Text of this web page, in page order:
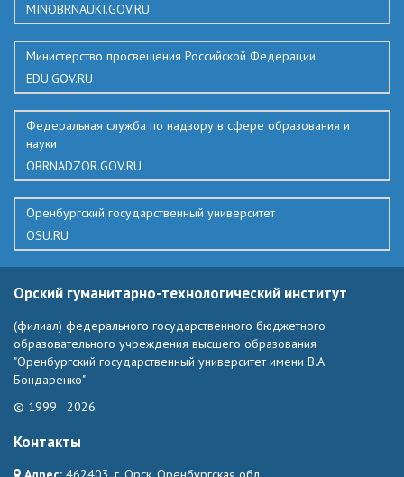
MINOBRNAUKI.GOV.RU
Министерство просвещения Российской Федерации
EDU.GOV.RU
Федеральная служба по надзору в сфере образования и
науки
OBRNADZOR.GOV.RU
Оренбургский государственный университет
OSU.RU
Орский гуманитарно-технологический институт
(филиал) федерального государственного бюджетного
образовательного учреждения высшего образования
"Оренбургский государственный университет имени В.А.
Бондаренко"
© 1999 - 2026
Контакты